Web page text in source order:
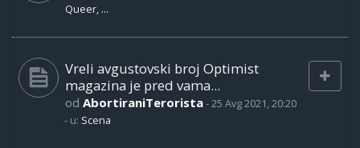
Queer, ...
Vreli avgustovski broj Optimist
magazina je pred vama...
od AbortiraniTerorista-25 Avg 2021, 20:20
- u: Scena